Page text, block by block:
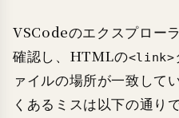
VSCodeのエクスプロー
確認し、HTMLの<link>
ァイルの場所が一致して
くあるミスは以下の通りで